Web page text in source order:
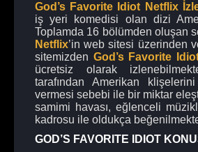
God’s Favorite Idiot Netflix
iş yeri komedisi olan dizi
Toplamda 16 bölümden oluşan
Netflix’in web sitesi üzerinden
sitemizden God’s Favorite
ücretsiz olarak
tarafından Amerikan
vermesi sebebi ile bir miktar
samimi havası, eğlenceli
kadrosu ile oldukça
GOD’S FAVORITE IDIOT